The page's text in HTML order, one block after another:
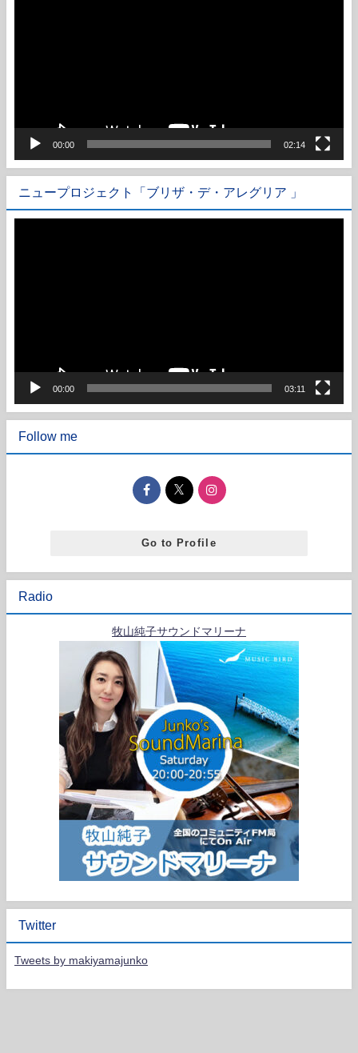
00:00 02:14
ニュープロジェクト「ブリザ・デ・アレグリア 」
00:00 03:11
Follow me
Go to Profile
Radio
牧山純子サウンドマリーナ
Twitter
Tweets by makiyamajunko